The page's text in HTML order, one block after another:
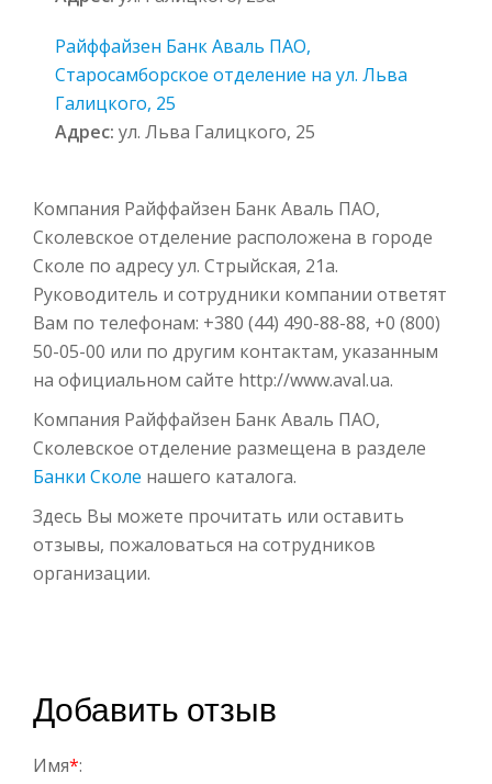
Райффайзен Банк Аваль ПАО,
Старосамборское отделение на ул. Льва
Галицкого, 25
Адрес: ул. Льва Галицкого, 25
Компания Райффайзен Банк Аваль ПАО,
Сколевское отделение расположена в городе
Сколе по адресу ул. Стрыйская, 21а.
Руководитель и сотрудники компании ответят
Вам по телефонам: +380 (44) 490-88-88, +0 (800)
50-05-00 или по другим контактам, указанным
на официальном сайте http://www.aval.ua.
Компания Райффайзен Банк Аваль ПАО,
Сколевское отделение размещена в разделе
Банки Сколе нашего каталога.
Здесь Вы можете прочитать или оставить
отзывы, пожаловаться на сотрудников
организации.
Добавить отзыв
Имя*: